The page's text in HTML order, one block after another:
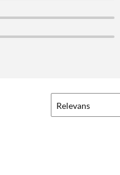
Relevans